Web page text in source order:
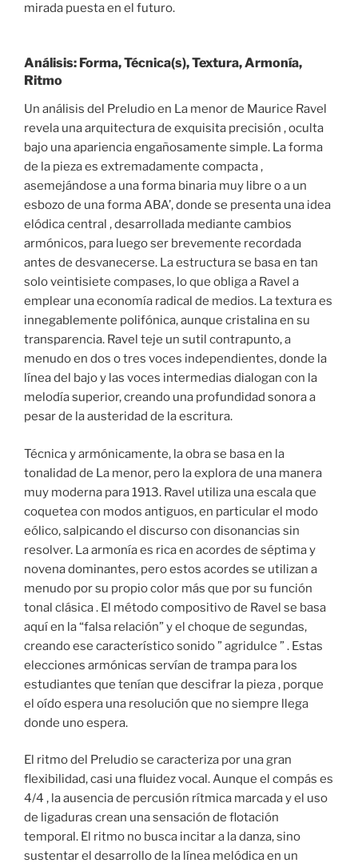
mirada puesta en el futuro.
Análisis: Forma, Técnica(s), Textura, Armonía,
Ritmo
Un análisis del Preludio en La menor de Maurice Ravel
revela una arquitectura de exquisita precisión , oculta
bajo una apariencia engañosamente simple. La forma
de la pieza es extremadamente compacta ,
asemejándose a una forma binaria muy libre o a un
esbozo de una forma ABA’, donde se presenta una idea
elódica central , desarrollada mediante cambios
armónicos, para luego ser brevemente recordada
antes de desvanecerse. La estructura se basa en tan
solo veintisiete compases, lo que obliga a Ravel a
emplear una economía radical de medios. La textura es
innegablemente polifónica, aunque cristalina en su
transparencia. Ravel teje un sutil contrapunto, a
menudo en dos o tres voces independientes, donde la
línea del bajo y las voces intermedias dialogan con la
melodía superior, creando una profundidad sonora a
pesar de la austeridad de la escritura.
Técnica y armónicamente, la obra se basa en la
tonalidad de La menor, pero la explora de una manera
muy moderna para 1913. Ravel utiliza una escala que
coquetea con modos antiguos, en particular el modo
eólico, salpicando el discurso con disonancias sin
resolver. La armonía es rica en acordes de séptima y
novena dominantes, pero estos acordes se utilizan a
menudo por su propio color más que por su función
tonal clásica . El método compositivo de Ravel se basa
aquí en la “falsa relación” y el choque de segundas,
creando ese característico sonido ” agridulce ” . Estas
elecciones armónicas servían de trampa para los
estudiantes que tenían que descifrar la pieza , porque
el oído espera una resolución que no siempre llega
donde uno espera.
El ritmo del Preludio se caracteriza por una gran
flexibilidad, casi una fluidez vocal. Aunque el compás es
4/4 , la ausencia de percusión rítmica marcada y el uso
de ligaduras crean una sensación de flotación
temporal. El ritmo no busca incitar a la danza, sino
sustentar el desarrollo de la línea melódica en un